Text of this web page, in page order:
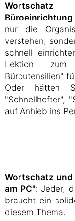
nur die
verstehen,
schnell
Lektion zum
Büroutensilien"
Oder hätten
"Schnellhefter",
auf Anhieb ins
Wortschatz und
am PC": Jeder,
braucht ein
diesem Thema.